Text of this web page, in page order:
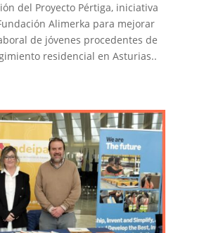
del Proyecto Pértiga, iniciativa
Alimerka para mejorar
de jóvenes procedentes de
residencial en Asturias..